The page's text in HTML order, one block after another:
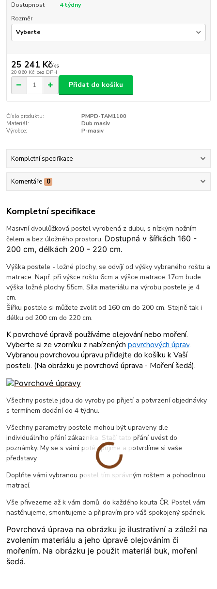
Dostupnost
4 týdny
Rozměr
25 241 Kč/ks
20 860 Kč bez DPH
Přidat do košíku
Číslo produktu:
PMPD-TAM1100
Materiál:
Dub masiv
Výrobce:
P-masiv
Kompletní specifikace
Komentáře 0
Kompletní specifikace
Masivní dvoulůžková postel vyrobená z dubu, s nízkým nožním
čelem a bez úložného prostoru. Dostupná v šířkách 160 -
200 cm, délkách 200 - 220 cm.
Výška postele - ložné plochy, se odvíjí od výšky vybraného roštu a
matrace. Např. při výšce roštu 6cm a výšce matrace 17cm bude
výška ložné plochy 55cm. Síla materiálu na výrobu postele je 4
cm.
Šířku postele si můžete zvolit od 160 cm do 200 cm. Stejně tak i
délku od 200 cm do 220 cm.
K povrchové úpravě používáme olejování nebo moření.
Vyberte si ze vzorníku z nabízenýchpovrchových úprav.
Vybranou povrchovou úpravu přidejte do košíku k Vaší
posteli. (Na obrázku je povrchová úprava - Moření šedá).
Všechny postele jdou do vyroby po přijetí a potvrzení objednávky
s termínem dodání do 4 týdnu.
Všechny parametry postele mohou být upraveny dle
individuálního přání zákazníka. Stačí tato přání uvést do
poznámky. My se s vámi poté spojíme a potvrdíme si vaše
představy.
Doplňte vámi vybranou postel tím správným roštem a pohodlnou
matrací.
Vše přivezeme až k vám domů, do každého kouta ČR. Postel vám
nastěhujeme, smontujeme a připravím pro váš spokojený spánek.
Povrchová úprava na obrázku je ilustrativní a záleží na
zvolením materiálu a jeho úpravě olejováním či
mořením. Na obrázku je použit materiál buk, moření
šedá.